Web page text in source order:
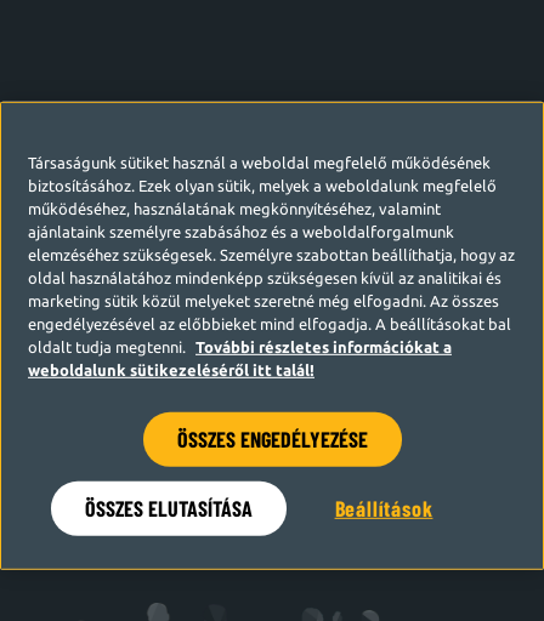
Hamarosan visszatérünk
Társaságunk sütiket használ a weboldal megfelelő működésének
biztosításához. Ezek olyan sütik, melyek a weboldalunk megfelelő
működéséhez, használatának megkönnyítéséhez, valamint
ajánlataink személyre szabásához és a weboldalforgalmunk
elemzéséhez szükségesek. Személyre szabottan beállíthatja, hogy az
oldal használatához mindenképp szükségesen kívül az analitikai és
marketing sütik közül melyeket szeretné még elfogadni. Az összes
engedélyezésével az előbbieket mind elfogadja. A beállításokat bal
oldalt tudja megtenni.
További részletes információkat a
weboldalunk sütikezeléséről itt talál!
ÖSSZES ENGEDÉLYEZÉSE
ÖSSZES ELUTASÍTÁSA Beállítások